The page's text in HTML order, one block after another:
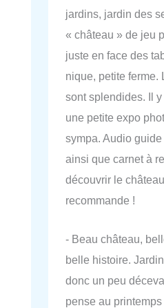
jardins, jardin des
« château » de jeu
juste en face des
nique, petite ferme.
sont splendides. Il
une petite expo
sympa. Audio
ainsi que carnet à
découvrir le
recommande !
- Beau château,
belle histoire.
donc un peu
pense au